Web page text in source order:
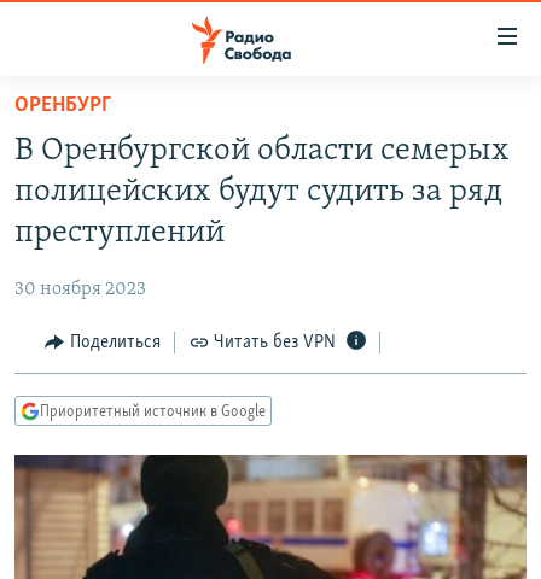
упрощенного
доступа
основному
Вернутся
Вернутся
поиску
ПРОГРАММЫ
ПОДКАСТЫ
АВТОРСКИЕ ПРОЕКТЫ
МНЕНИЯ
КУЛЬТУРА
КАВКАЗ.РЕАЛИИ
СЕВЕР.РЕАЛИИ
СИБИРЬ.РЕАЛИИ
РАСПИСАНИЕ ВЕЩАНИЯ
ОРЕНБУРГ
В Оренбургской области семерых
полицейских будут судить за ряд
преступлений
30 ноября 2023
Поделиться Читать без VPN
Приоритетный источник в Google